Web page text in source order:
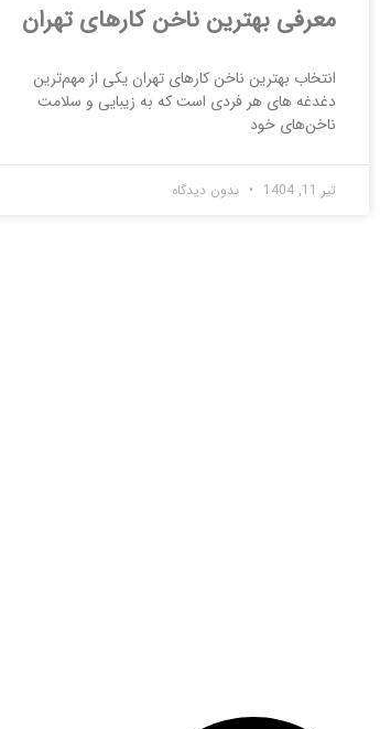
معرفی بهترین ناخن کارهای تهران
انتخاب بهترین ناخن کارهای تهران یکی از مهم‌ترین
دغدغه های هر فردی است که به زیبایی و سلامت
ناخن‌های خود
تیر 11, 1404 بدون دیدگاه